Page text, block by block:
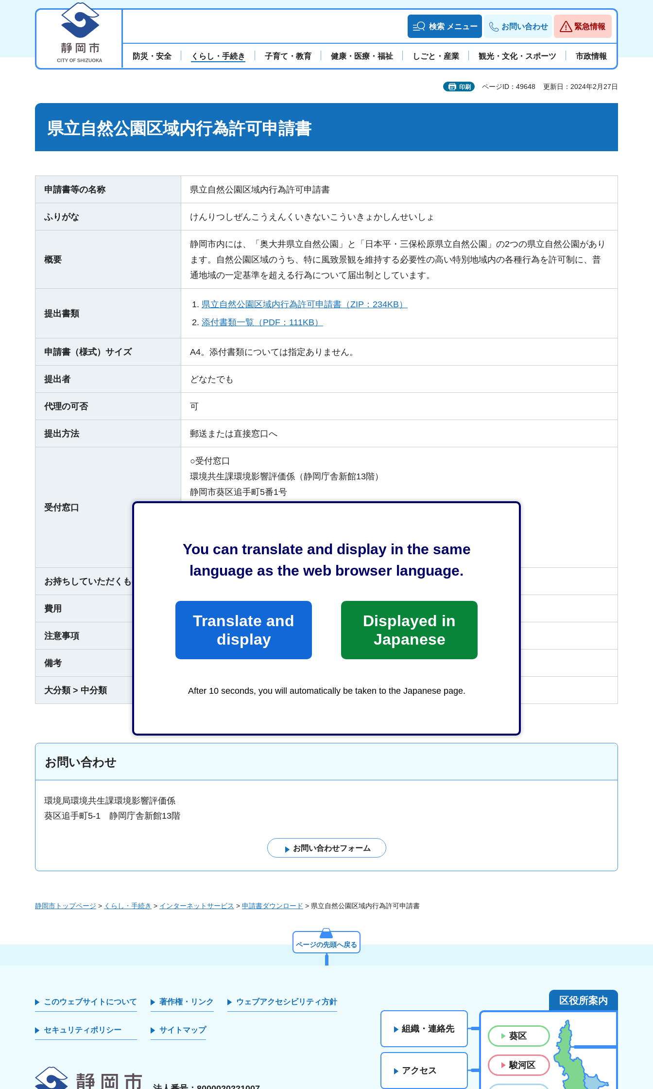
You can translate and display in the same
language as the web browser language.
Translate and
display
Displayed in
Japanese
After 10 seconds, you will automatically be taken to the Japanese page.
検索 メニュー お問い合わせ 緊急情報
防災・安全 くらし・手続き 子育て・教育 健康・医療・福祉 しごと・産業 観光・文化・スポーツ 市政情報
印刷 ページID：49648 更新日：2024年2月27日
県立自然公園区域内行為許可申請書
申請書等の名称 県立自然公園区域内行為許可申請書
ふりがな けんりつしぜんこうえんくいきないこういきょかしんせいしょ
概要
静岡市内には、「奥大井県立自然公園」と「日本平・三保松原県立自然公園」の2つの県立自然公園があり
ます。自然公園区域のうち、特に風致景観を維持する必要性の高い特別地域内の各種行為を許可制に、普
通地域の一定基準を超える行為について届出制としています。
提出書類
県立自然公園区域内行為許可申請書（ZIP：234KB）
添付書類一覧（PDF：111KB）
申請書（様式）サイズ A4。添付書類については指定ありません。
提出者 どなたでも
代理の可否 可
提出方法 郵送または直接窓口へ
受付窓口
○受付窓口
環境共生課環境影響評価係（静岡庁舎新館13階）
静岡市葵区追手町5番1号
平日午前8時30分から午後5時15分まで
お持ちしていただくもの
費用
注意事項 ※できる限り申請前に資料をご用意いただき、窓口でご相談ください。
備考
大分類 > 中分類 環境・廃棄物＞環境
お問い合わせ
環境局環境共生課環境影響評価係
葵区追手町5-1 静岡庁舎新館13階
静岡市トップページ > くらし・手続き > インターネットサービス > 申請書ダウンロード > 県立自然公園区域内行為許可申請書
ページの先頭へ戻る
このウェブサイトについて 著作権・リンク ウェブアクセシビリティ方針
セキュリティポリシー サイトマップ 組織・連絡先
アクセス
区役所案内
葵区
駿河区